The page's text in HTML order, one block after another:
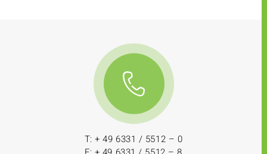
T: + 49 6331 / 5512 – 0